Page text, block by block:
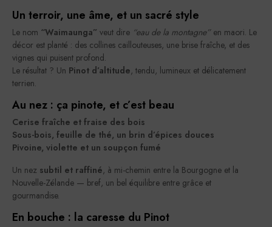
Un terroir, une âme, et un sacré style
Le nom “Waimaunga” veut dire “eau de la montagne”en maori. Le
décor est planté : des collines caillouteuses, une brise fraîche, et des
vignes qui puisent profond.
Le résultat ? Un Pinot d’altitude, tendu, lumineux et délicatement
terrien.
Au nez : ça pinote, et c’est beau
Cerise fraîche et fraise des bois
Sous-bois, feuille de thé, un brin d’épices douces
Pivoine, violette et un soupçon fumé
Un nez subtil et raffiné, à mi-chemin entre la Bourgogne et la
Nouvelle-Zélande — bref, un bel équilibre entre grâce et
gourmandise.
En bouche : la caresse du Pinot